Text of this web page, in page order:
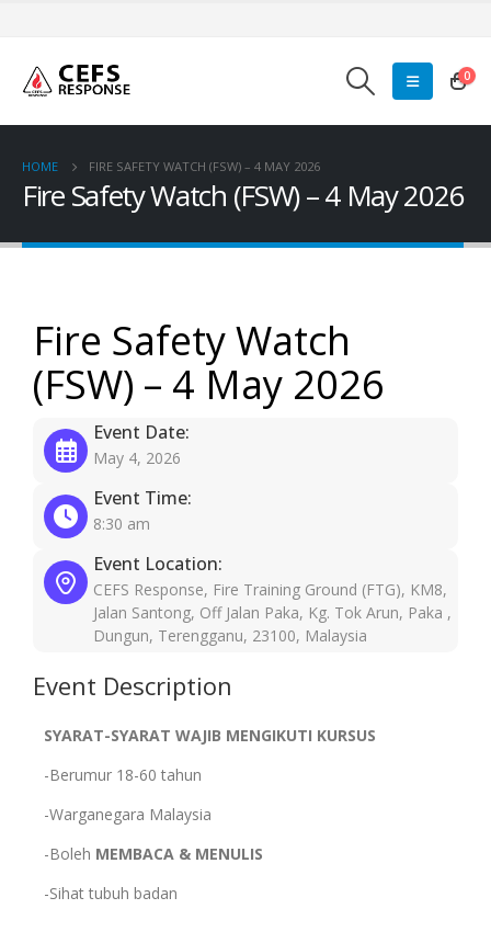
0
HOME FIRE SAFETY WATCH (FSW) – 4 MAY 2026
Fire Safety Watch (FSW) – 4 May 2026
Fire Safety Watch
(FSW) – 4 May 2026
Event Date:
May 4, 2026
Event Time:
8:30 am
Event Location:
CEFS Response, Fire Training Ground (FTG), KM8,
Jalan Santong, Off Jalan Paka, Kg. Tok Arun, Paka ,
Dungun, Terengganu, 23100, Malaysia
Event Description
SYARAT-SYARAT WAJIB MENGIKUTI KURSUS
-Berumur 18-60 tahun
-Warganegara Malaysia
-Boleh MEMBACA & MENULIS
-Sihat tubuh badan